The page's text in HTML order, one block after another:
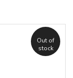
Out of
stock